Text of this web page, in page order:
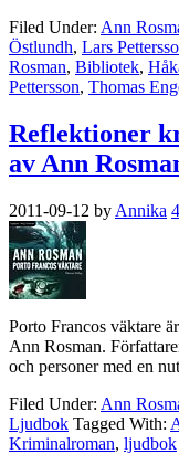
Filed Under: Ann
Östlundh, Lars
Rosman, Bibliotek,
Pettersson, Thomas
Reflektioner
av Ann
2011-09-12 by Annika
Porto Francos väktare
Ann Rosman.
och personer med en
Filed Under: Ann
Ljudbok Tagged With:
Kriminalroman, ljudbok